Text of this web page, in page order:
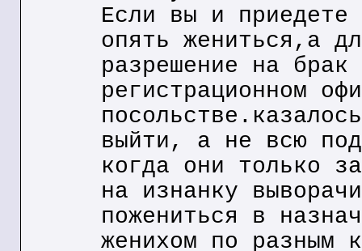
Если вы и
опять жениться,а
разрешение на
регистрационном
выйти, а не всю
когда они только
на изнанку
пожениться в
женихом по разным